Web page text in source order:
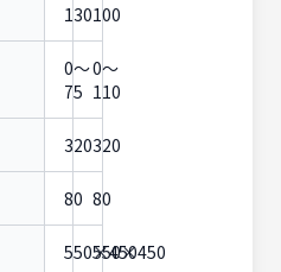
130100
0〜
75
0〜
110
320320
80 80
550×450
550×450